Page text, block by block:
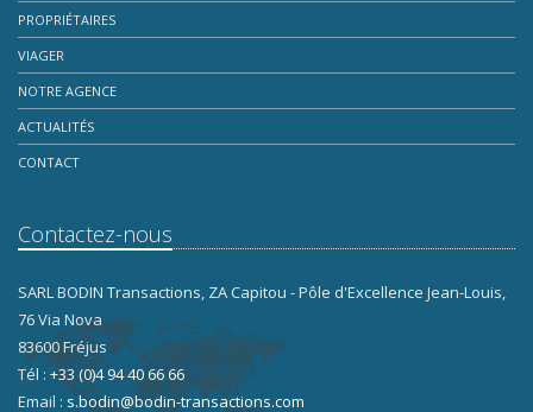
PROPRIÉTAIRES
VIAGER
NOTRE AGENCE
ACTUALITÉS
CONTACT
Contactez-nous
SARL BODIN Transactions, ZA Capitou - Pôle d'Excellence Jean-Louis,
76 Via Nova
83600 Fréjus
Tél : +33 (0)4 94 40 66 66
Email : s.bodin@bodin-transactions.com